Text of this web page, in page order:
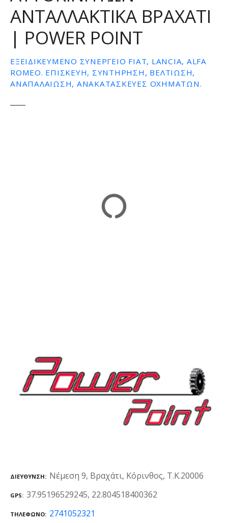
ΑΝΤΑΛΛΑΚΤΙΚΑ ΒΡΑΧΑΤΙ
| POWER POINT
ΕΞΕΙΔΙΚΕΥΜΈΝΟ ΣΥΝΕΡΓΕΊΟ FIAT, LANCIA, ALFA
ROMEO. ΕΠΙΣΚΕΥΉ, ΣΥΝΤΉΡΗΣΗ, ΒΕΛΤΊΩΣΗ,
ΑΝΑΠΑΛΑΊΩΣΗ, ΑΝΑΚΑΤΑΣΚΕΥΈΣ ΟΧΗΜΆΤΩΝ.
ΔΙΕΎΘΥΝΣΗ Νέμεση 9, Βραχάτι, Κόρινθος, Τ.Κ.20006
GPS 37.95196529245, 22.804518400362
ΤΗΛΈΦΩΝΟ 2741052321